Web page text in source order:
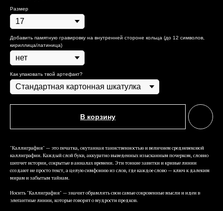
Размер
Добавить памятную гравировку на внутренней стороне кольца (до 12 символов,
кириллица/латиница)
Как упаковать твой артефакт?
В корзину
"Каллиграфия" — это печатка, окутанная таинственностью и величием средневековой
каллиграфии. Каждый слой букв, аккуратно выведенных изысканным почерком, словно
шепчет истории, сокрытые в анналах времени. Эти тонкие завитки и кривые линии
создают не просто текст, а целую симфонию из слов, где каждое слово — ключ к далеким
мирам и забытым тайнам.
Носить "Каллиграфия" — значит обрамлять свои самые сокровенные мысли и идеи в
элегантные линии, которые говорят о мудрости предков.